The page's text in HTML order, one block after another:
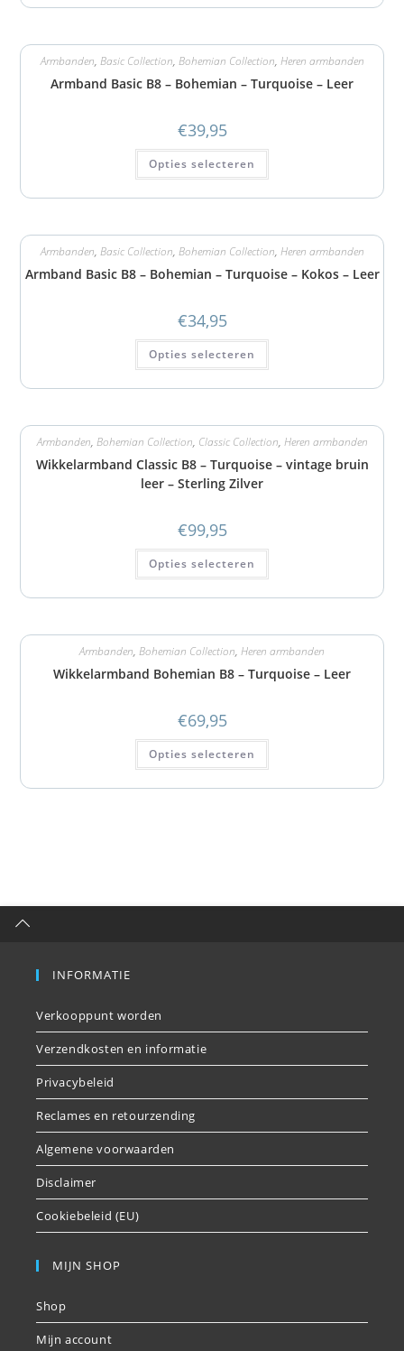
Armbanden, Basic Collection, Bohemian Collection, Heren armbanden
Armband Basic B8 – Bohemian – Turquoise – Leer
€39,95
Opties selecteren
Armbanden, Basic Collection, Bohemian Collection, Heren armbanden
Armband Basic B8 – Bohemian – Turquoise – Kokos – Leer
€34,95
Opties selecteren
Armbanden, Bohemian Collection, Classic Collection, Heren armbanden
Wikkelarmband Classic B8 – Turquoise – vintage bruin
leer – Sterling Zilver
€99,95
Opties selecteren
Armbanden, Bohemian Collection, Heren armbanden
Wikkelarmband Bohemian B8 – Turquoise – Leer
€69,95
Opties selecteren
INFORMATIE
Verkooppunt worden
Verzendkosten en informatie
Privacybeleid
Reclames en retourzending
Algemene voorwaarden
Disclaimer
Cookiebeleid (EU)
MIJN SHOP
Shop
Mijn account